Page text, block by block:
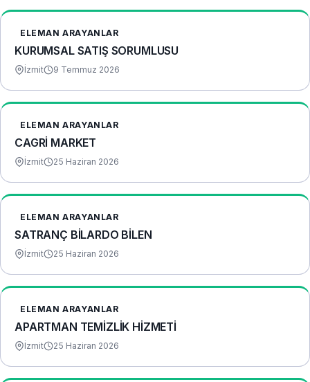
ELEMAN ARAYANLAR
KURUMSAL SATIŞ SORUMLUSU
İzmit 9 Temmuz 2026
ELEMAN ARAYANLAR
CAGRİ MARKET
İzmit 25 Haziran 2026
ELEMAN ARAYANLAR
SATRANÇ BİLARDO BİLEN
İzmit 25 Haziran 2026
ELEMAN ARAYANLAR
APARTMAN TEMİZLİK HİZMETİ
İzmit 25 Haziran 2026